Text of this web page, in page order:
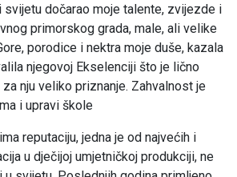
dočarao moje talente, zvijezde i
primorskog grada, male, ali velike
porodice i nektra moje duše, kazala
njegovoj Ekselenciji što je lično
nju veliko priznanje. Zahvalnost je
i upravi škole
reputaciju, jedna je od najvećih i
u dječijoj umjetničkoj produkciji, ne